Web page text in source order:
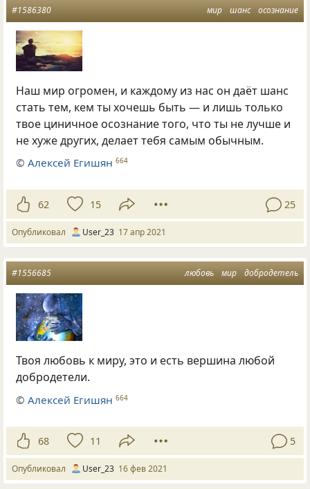
мир шанс осознание
#1586380
Наш мир огромен, и каждому из нас он даёт шанс
стать тем, кем ты хочешь быть — и лишь только
твое циничное осознание того, что ты не лучше и
не хуже других, делает тебя самым обычным.
©Алексей Егишян 664
62 15 25
Опубликовал User_23 17 апр 2021
любовь мир добродетель
#1556685
Твоя любовь к миру, это и есть вершина любой
добродетели.
©Алексей Егишян 664
68 11 5
Опубликовал User_23 16 фев 2021